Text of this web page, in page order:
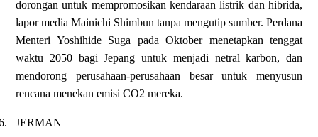
dorongan untuk mempromosikan kendaraan listrik dan hibrida,
lapor media Mainichi Shimbun tanpa mengutip sumber. Perdana
Menteri Yoshihide Suga pada Oktober menetapkan tenggat
waktu 2050 bagi Jepang untuk menjadi netral karbon, dan
mendorong perusahaan-perusahaan besar untuk menyusun
rencana menekan emisi CO2 mereka.
JERMAN